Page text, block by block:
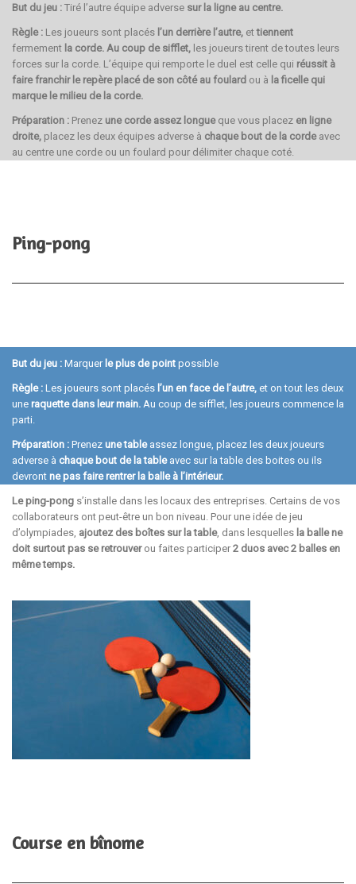
But du jeu : Tiré l’autre équipe adverse sur la ligne au centre.
Règle : Les joueurs sont placés l’un derrière l’autre, ettiennent
fermement la corde. Au coup de sifflet, les joueurs tirent de toutes leurs
forces sur la corde. L’équipe qui remporte le duel est celle qui réussit à
faire franchir le repère placé de son côté au foulard ou à la ficelle qui
marque le milieu de la corde.
Préparation : Prenez une corde assez longueque vous placez en ligne
droite, placez les deux équipes adverse à chaque bout de la cordeavec
au centre une corde ou un foulard pour délimiter chaque coté.
Ping-pong
But du jeu : Marquerle plus de point possible
Règle : Les joueurs sont placés l’un en face de l’autre, et on tout les deux
une raquette dans leur main. Au coup de sifflet, les joueurs commence la
parti.
Préparation : Prenez une tableassez longue, placez les deux joueurs
adverse à chaque bout de la tableavec sur la table des boites ou ils
devront ne pas faire rentrer la balle à l’intérieur.
Le ping-pong s’installe dans les locaux des entreprises. Certains de vos
collaborateurs ont peut-être un bon niveau. Pour une idée de jeu
d’olympiades, ajoutez des boîtes sur la table, dans lesquelles la balle ne
doit surtout pas se retrouverou faites participer 2 duos avec 2 balles en
même temps.
Course en bînome